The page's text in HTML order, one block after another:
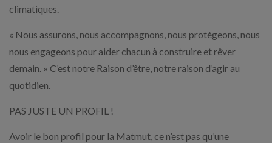
climatiques.
« Nous assurons, nous accompagnons, nous protégeons, nous
nous engageons pour aider chacun à construire et rêver
demain. » C’est notre Raison d’être, notre raison d’agir au
quotidien.
PAS JUSTE UN PROFIL !
Avoir le bon profil pour la Matmut, ce n’est pas qu’une